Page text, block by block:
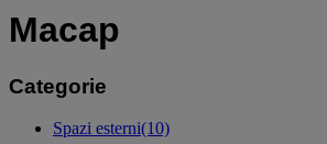
Macap
Categorie
Spazi esterni(10)